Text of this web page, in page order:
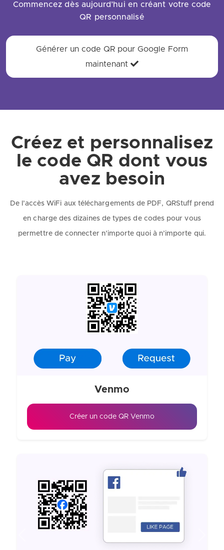
Commencez dès aujourd’hui en créant votre code
QR personnalisé
Générer un code QR pour Google Form
maintenant
Créez et personnalisez
le code QR dont vous
avez besoin
De l’accès WiFi aux téléchargements de PDF, QRStuff prend
en charge des dizaines de types de codes pour vous
permettre de connecter n’importe quoi à n’importe qui.
Venmo
Créer un code QR Venmo